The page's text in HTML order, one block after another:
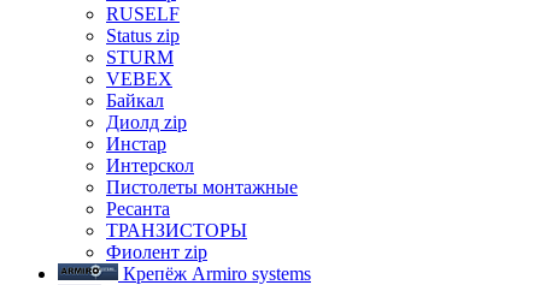
RUSELF
Status zip
STURM
VEBEX
Байкал
Диолд zip
Инстар
Интерскол
Пистолеты монтажные
Ресанта
ТРАНЗИСТОРЫ
Фиолент zip
Крепёж Armiro systems